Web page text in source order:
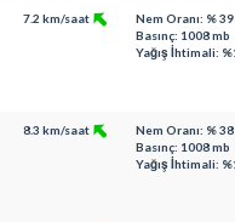
7.2 km/saat
Nem Oranı: % 39
Basınç: 1008 mb
Yağış İhtimali:
8.3 km/saat
Nem Oranı: % 38
Basınç: 1008 mb
Yağış İhtimali: